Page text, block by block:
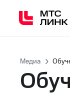
Медиа